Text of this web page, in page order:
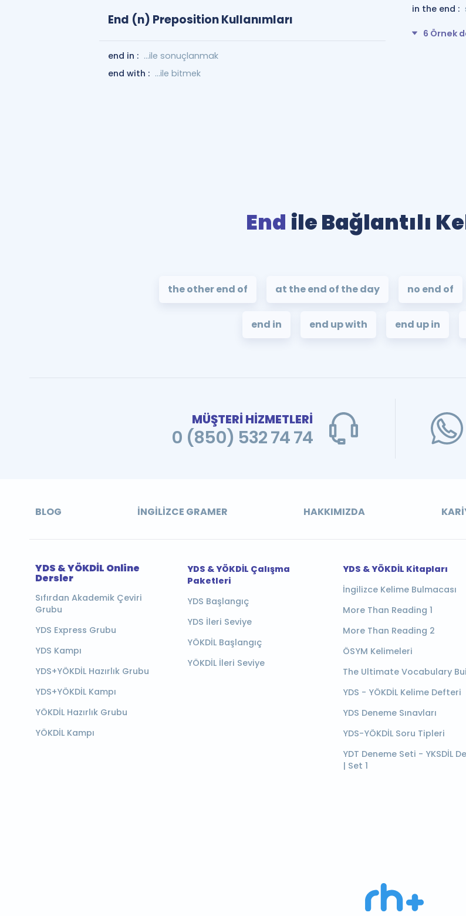
End (n) Preposition Kullanımları
end in : …ile sonuçlanmak
end with : ...ile bitmek
in the end :
6 Örnek
End ile Bağlantılı
the other end of at the end of the day no end of
end in end up with end up in
MÜŞTERİ HİZMETLERİ
0 (850) 532 74 74
BLOG İNGILIZCE GRAMER HAKKIMIZDA
YDS & YÖKDİL Online
Dersler
Sıfırdan Akademik Çeviri
Grubu
YDS Express Grubu
YDS Kampı
YDS+YÖKDİL Hazırlık Grubu
YDS+YÖKDİL Kampı
YÖKDİL Hazırlık Grubu
YÖKDİL Kampı
YDS & YÖKDİL Çalışma
Paketleri
YDS Başlangıç
YDS İleri Seviye
YÖKDİL Başlangıç
YÖKDİL İleri Seviye
YDS & YÖKDİL Kitapları
İngilizce Kelime Bulmacası
More Than Reading 1
More Than Reading 2
ÖSYM Kelimeleri
The Ultimate Vocabulary
YDS - YÖKDİL Kelime Defteri
YDS Deneme Sınavları
YDS-YÖKDİL Soru Tipleri
YDT Deneme Seti - YKSDİL
| Set 1